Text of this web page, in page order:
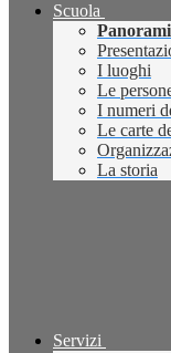
Scuola
I luoghi
Le
I numeri
Le carte
La storia
Servizi